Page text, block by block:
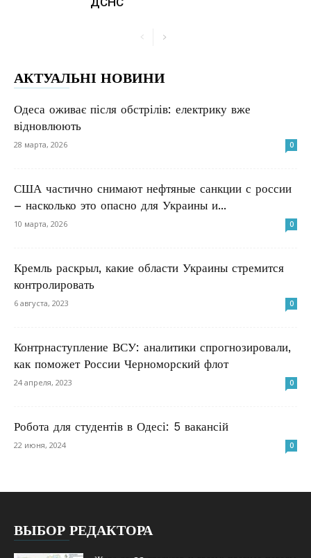
АКТУАЛЬНІ НОВИНИ
Одеса оживає після обстрілів: електрику вже
відновлюють
28 марта, 2026 0
США частично снимают нефтяные санкции с россии
– насколько это опасно для Украины и...
10 марта, 2026 0
Кремль раскрыл, какие области Украины стремится
контролировать
6 августа, 2023 0
Контрнаступление ВСУ: аналитики спрогнозировали,
как поможет России Черноморский флот
24 апреля, 2023 0
Робота для студентів в Одесі: 5 вакансій
22 июня, 2024 0
ВЫБОР РЕДАКТОРА